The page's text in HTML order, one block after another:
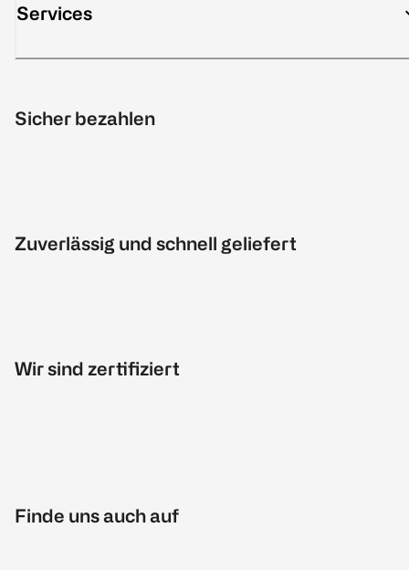
Services
Sicher bezahlen
Zuverlässig und schnell geliefert
Wir sind zertifiziert
Finde uns auch auf